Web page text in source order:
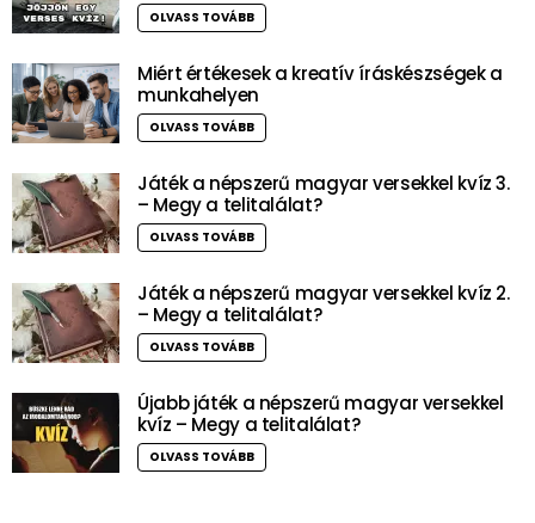
OLVASS TOVÁBB
Miért értékesek a kreatív íráskészségek a
munkahelyen
OLVASS TOVÁBB
Játék a népszerű magyar versekkel kvíz 3.
– Megy a telitalálat?
OLVASS TOVÁBB
Játék a népszerű magyar versekkel kvíz 2.
– Megy a telitalálat?
OLVASS TOVÁBB
Újabb játék a népszerű magyar versekkel
kvíz – Megy a telitalálat?
OLVASS TOVÁBB